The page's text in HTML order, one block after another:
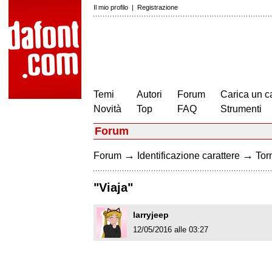
Il mio profilo | Registrazione
Temi
Novità
Autori
Top
Forum
FAQ
Carica un
Strumenti
Forum
Forum → Identificazione carattere →
"Viaja"
larryjeep
12/05/2016 alle 03:27